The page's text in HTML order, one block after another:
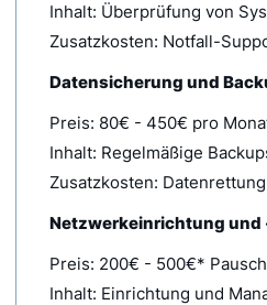
Inhalt: Überprüfung von
Zusatzkosten: Notfall-
Datensicherung und
Preis: 80€ - 450€ pro
Inhalt: Regelmäßige
Zusatzkosten:
Netzwerkeinrichtung und
Preis: 200€ - 500€*
Inhalt: Einrichtung und